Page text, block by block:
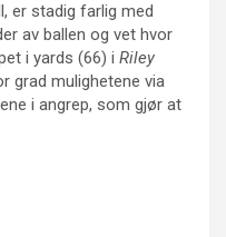
er stadig farlig med
av ballen og vet hvor
i yards (66) i Riley
grad mulighetene via
i angrep, som gjør at